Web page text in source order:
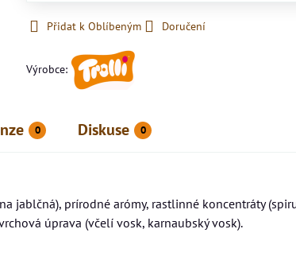
Přidat k Oblíbeným Doručení
Výrobce:
0 Diskuse 0
jablčná), prírodné arómy, rastlinné koncentráty
úprava (včelí vosk, karnaubský vosk).